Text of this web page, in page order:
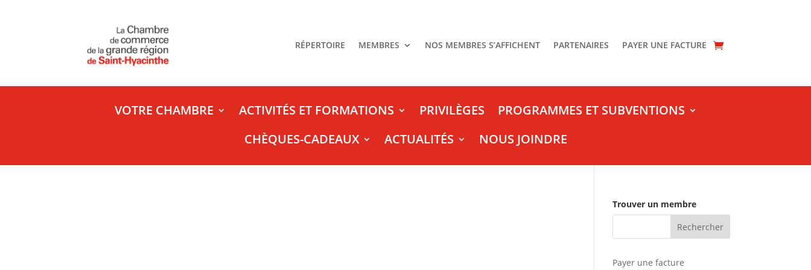
RÉPERTOIRE MEMBRES NOS MEMBRES S’AFFICHENT PARTENAIRES PAYER UNE FACTURE
VOTRE CHAMBRE ACTIVITÉS ET FORMATIONS PRIVILÈGES
PROGRAMMES ET SUBVENTIONS
CHÈQUES-CADEAUX
ACTUALITÉS NOUS JOINDRE
Trouver un membre
Payer une facture